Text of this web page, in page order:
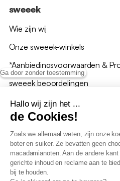
Ga door zonder toestemming
Hallo wij zijn het ...
de Cookies!
Zoals we allemaal weten, zijn onze
boter en suiker. Ze bevatten geen
macadamianoten. Aan de andere
gerichte inhoud en reclame aan te
bij te houden.
sweeek
Wie zijn wij
Onze sweeek-winkels
*Aanbiedingsvoorwaarden &
sweeek beoordelingen
Algemene
AV
Beleid